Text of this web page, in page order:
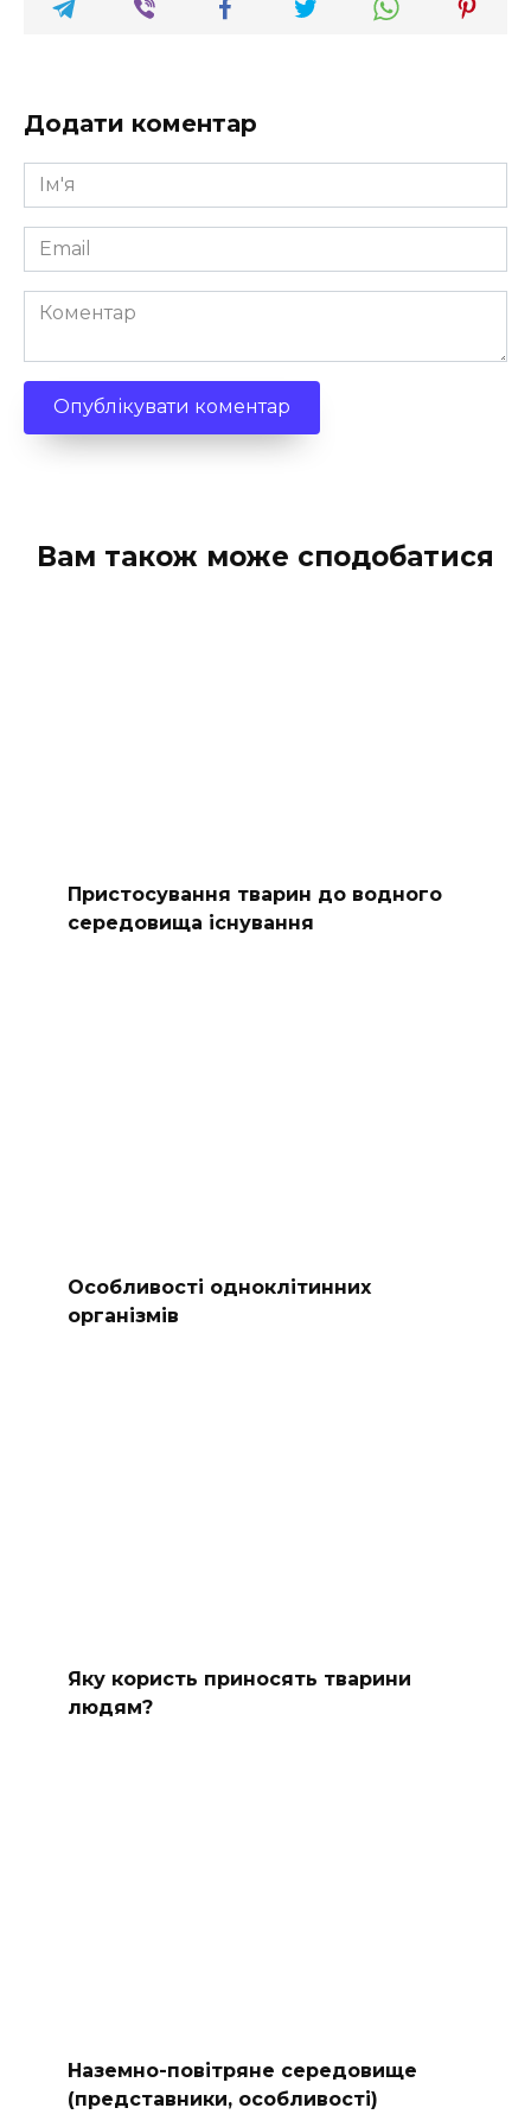
Додати коментар
Ім'я
*
Email
*
Коментар
Вам також може сподобатися
Пристосування тварин до водного
середовища існування​
Особливості одноклітинних
організмів
Яку користь приносять тварини
людям?
Наземно-повітряне середовище
(представники, особливості)